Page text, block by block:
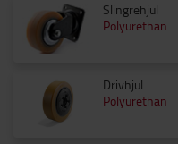
Slingrehjul
Polyurethan
Drivhjul
Polyurethan